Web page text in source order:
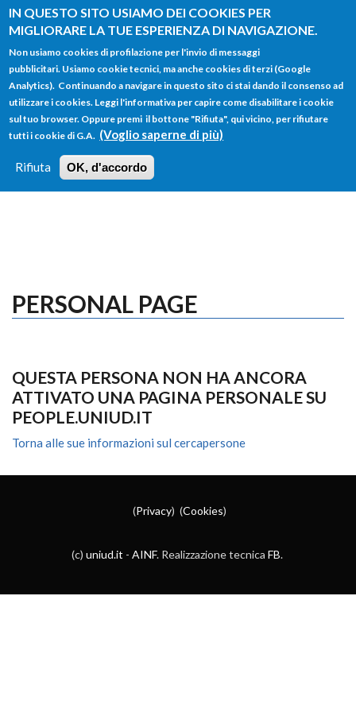
IN QUESTO SITO USIAMO DEI COOKIES PER
MIGLIORARE LA TUE ESPERIENZA DI NAVIGAZIONE.
Non usiamo cookies di profilazione per l'invio di messaggi
pubblicitari. Usiamo cookie tecnici, ma anche cookies di terzi (Google
Analytics). Continuando a navigare in questo sito ci stai dando il consenso ad
utilizzare i cookies. Leggi l'informativa per capire come disabilitare i cookie
sul tuo browser. Oppure premi il bottone "Rifiuta", qui vicino, per rifiutare
tutti i cookie di G.A. (Voglio saperne di più)
Rifiuta OK, d'accordo
Salta al contenuto principale
FORM
DI
RICERCA
Main menu
HOME TUTTI I PROFILI
LOGIN
PERSONAL PAGE
QUESTA PERSONA NON HA ANCORA
ATTIVATO UNA PAGINA PERSONALE SU
PEOPLE.UNIUD.IT
Torna alle sue informazioni sul cercapersone
(Privacy) (Cookies)
(c) uniud.it - AINF. Realizzazione tecnica FB.